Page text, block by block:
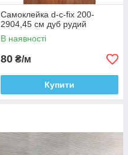
Самоклейка d-c-fix 200-
2904,45 см дуб рудий
В наявності
80 ₴/м
Купити